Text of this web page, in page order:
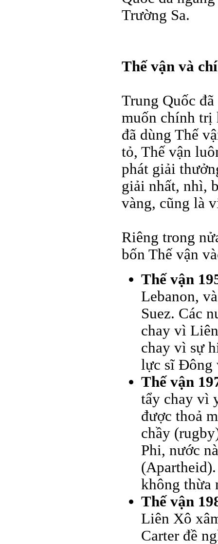
Trường Sa.
Thế vận và
Trung Quốc
muốn chính trị
đã dùng Thế
tỏ, Thế vận
phát giải
giải nhất, nhì,
vàng, cũng là
Riêng trong
bốn Thế vận
Thế vận
Lebanon,
Suez. Các
chay vì
chay vì sự
lực sĩ Đông
Thế vận
tẩy chay vì
được thoả
chầy
Phi, nước
không thừa
Thế vận
Liên Xô
Carter đề